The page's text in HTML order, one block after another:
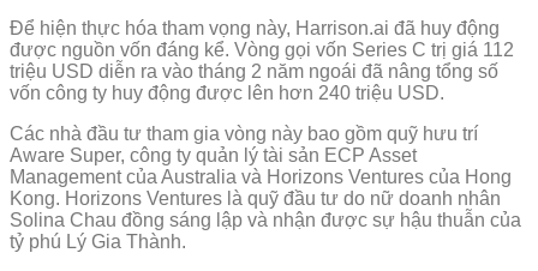
Để hiện thực hóa tham vọng này, Harrison.ai đã huy động
được nguồn vốn đáng kể. Vòng gọi vốn Series C trị giá 112
triệu USD diễn ra vào tháng 2 năm ngoái đã nâng tổng số
vốn công ty huy động được lên hơn 240 triệu USD.
Các nhà đầu tư tham gia vòng này bao gồm quỹ hưu trí
Aware Super, công ty quản lý tài sản ECP Asset
Management của Australia và Horizons Ventures của Hong
Kong. Horizons Ventures là quỹ đầu tư do nữ doanh nhân
Solina Chau đồng sáng lập và nhận được sự hậu thuẫn của
tỷ phú Lý Gia Thành.